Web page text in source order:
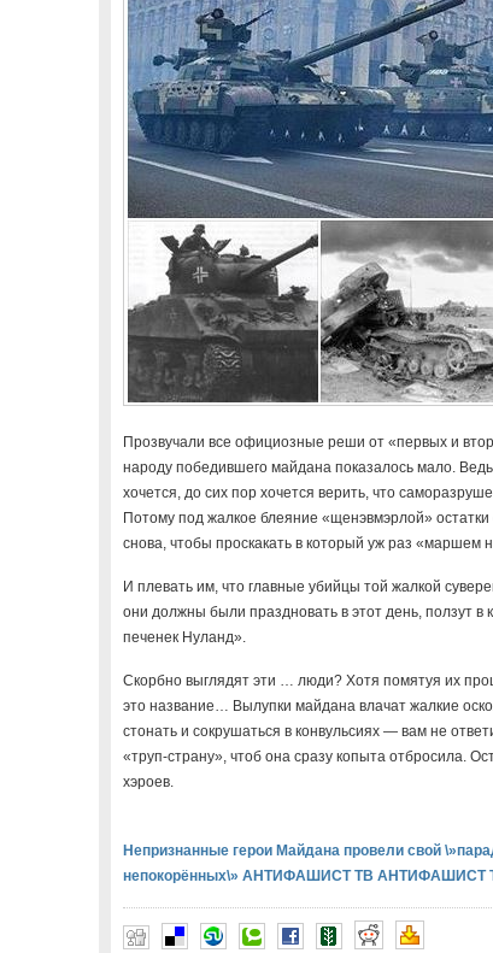
Прозвучали все официозные реши от «первых и
народу победившего майдана показалось мало.
хочется, до сих пор хочется верить, что
Потому под жалкое блеяние «щенэвмэрлой»
снова, чтобы проскакать в который уж раз «маршем
И плевать им, что главные убийцы той жалкой
они должны были праздновать в этот день, ползут
печенек Нуланд».
Скорбно выглядят эти … люди? Хотя помятуя их
это название… Вылупки майдана влачат жалкие
стонать и сокрушаться в конвульсиях — вам не
«труп-страну», чтоб она сразу копыта отбросила.
хэроев.
Непризнанные герои Майдана провели свой
непокорённых\» АНТИФАШИСТ ТВ АНТИФАШИСТ